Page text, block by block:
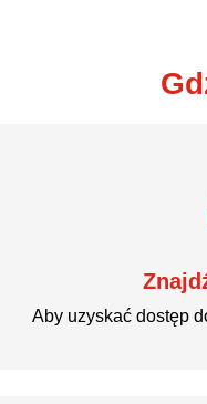
Aby uzyskać dostęp